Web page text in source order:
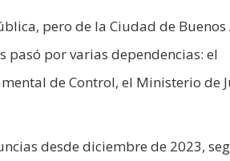
pero de la Ciudad de Buenos
pasó por varias dependencias: el
de Control, el Ministerio de
desde diciembre de 2023,